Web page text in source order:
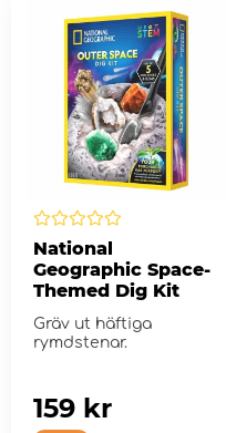
National
Geographic Space-
Themed Dig Kit
Gräv ut häftiga
rymdstenar.
159 kr